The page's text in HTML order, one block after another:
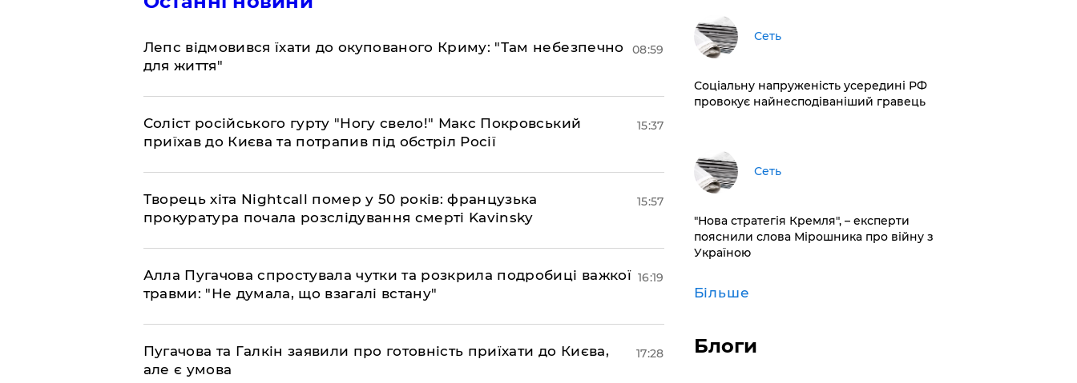
Лепс відмовився їхати до окупованого Криму: "Там небезпечно
для життя"
08:59
Соліст російського гурту "Ногу свело!" Макс Покровський
приїхав до Києва та потрапив під обстріл Росії
15:37
Творець хіта Nightcall помер у 50 років: французька
прокуратура почала розслідування смерті Kavinsky
15:57
Алла Пугачова спростувала чутки та розкрила подробиці важкої
травми: "Не думала, що взагалі встану"
16:19
​Пугачова та Галкін заявили про готовність приїхати до Києва,
але є умова
17:28
Сеть
Соціальну напруженість усередині РФ
провокує найнесподіваніший гравець
Сеть
"Нова стратегія Кремля", – експерти
пояснили слова Мірошника про війну з
Україною
Більше
Блоги